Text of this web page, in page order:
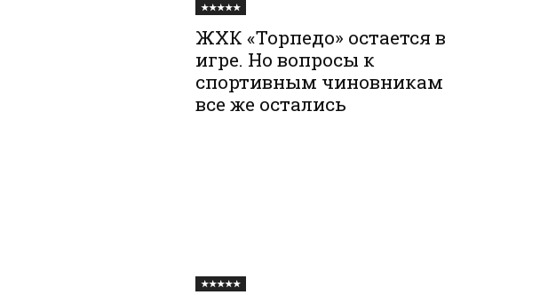
★★★★★
ЖХК «Торпедо» остается в
игре. Но вопросы к
спортивным чиновникам
все же остались
★★★★★